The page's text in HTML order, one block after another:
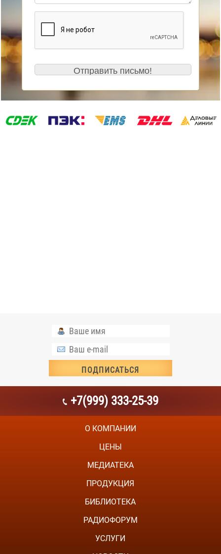
+7(999) 333-25-39
О КОМПАНИИ
ЦЕНЫ
МЕДИАТЕКА
ПРОДУКЦИЯ
БИБЛИОТЕКА
РАДИОФОРУМ
УСЛУГИ